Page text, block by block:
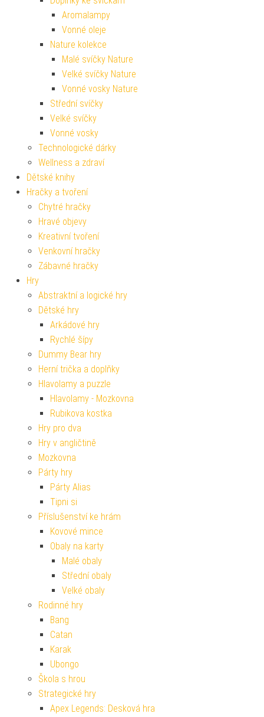
Aromalampy
Vonné oleje
Nature kolekce
Malé svíčky Nature
Velké svíčky Nature
Vonné vosky Nature
Střední svíčky
Velké svíčky
Vonné vosky
Technologické dárky
Wellness a zdraví
Dětské knihy
Hračky a tvoření
Chytré hračky
Hravé objevy
Kreativní tvoření
Venkovní hračky
Zábavné hračky
Hry
Abstraktní a logické hry
Dětské hry
Arkádové hry
Rychlé šípy
Dummy Bear hry
Herní trička a doplňky
Hlavolamy a puzzle
Hlavolamy - Mozkovna
Rubikova kostka
Hry pro dva
Hry v angličtině
Mozkovna
Párty hry
Párty Alias
Tipni si
Příslušenství ke hrám
Kovové mince
Obaly na karty
Malé obaly
Střední obaly
Velké obaly
Rodinné hry
Bang
Catan
Karak
Ubongo
Škola s hrou
Strategické hry
Apex Legends: Desková hra